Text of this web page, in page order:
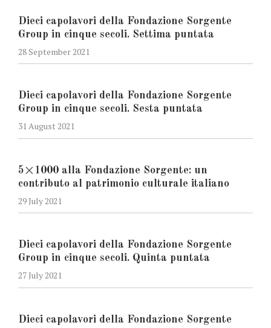
Dieci capolavori della Fondazione Sorgente
Group in cinque secoli. Settima puntata
28 September 2021
Dieci capolavori della Fondazione Sorgente
Group in cinque secoli. Sesta puntata
31 August 2021
5×1000 alla Fondazione Sorgente: un
contributo al patrimonio culturale italiano
29 July 2021
Dieci capolavori della Fondazione Sorgente
Group in cinque secoli. Quinta puntata
27 July 2021
Dieci capolavori della Fondazione Sorgente